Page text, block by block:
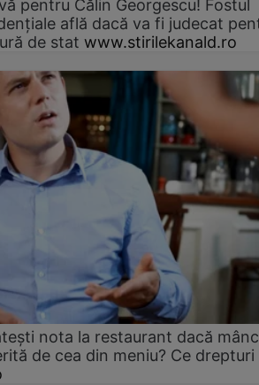
pentru Călin Georgescu! Fostul
află dacă va fi judecat
de stat www.stirilekanald.ro
nota la restaurant dacă
de cea din meniu? Ce drepturi